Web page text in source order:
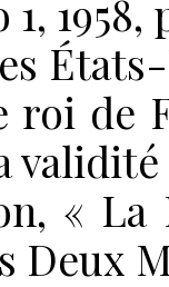
1958,
roi de
« La
Deux